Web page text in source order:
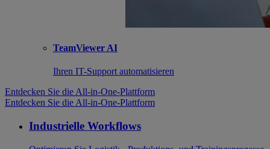
TeamViewer AI
Ihren IT-Support automatisieren
Entdecken Sie die All-in-One-Plattform
Entdecken Sie die All-in-One-Plattform
Industrielle Workflows